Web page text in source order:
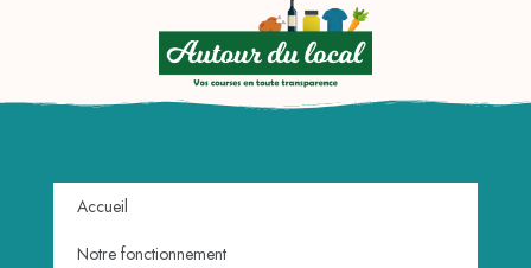
Accueil
Notre fonctionnement